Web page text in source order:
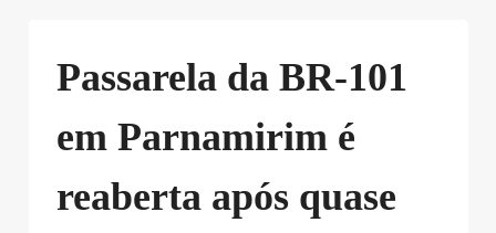
Passarela da BR-101
em Parnamirim é
reaberta após quase